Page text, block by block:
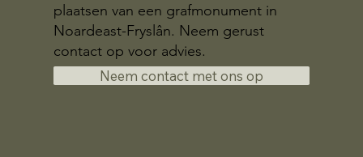
plaatsen van een grafmonument in
Noardeast-Fryslân. Neem gerust
contact op voor advies.
Neem contact met ons op